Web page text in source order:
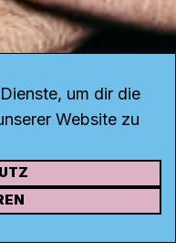
um dir die
Website zu